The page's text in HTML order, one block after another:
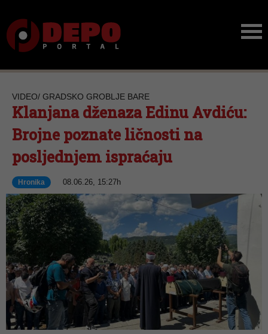
VIDEO/ GRADSKO GROBLJE BARE
Klanjana dženaza Edinu Avdiću:
Brojne poznate ličnosti na
posljednjem ispraćaju
Hronika 08.06.26, 15:27h